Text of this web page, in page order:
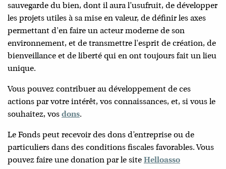
sauvegarde du bien, dont il aura l’usufruit, de développer
les projets utiles à sa mise en valeur, de définir les axes
permettant d'en faire un acteur moderne de son
environnement, et de transmettre l'esprit de création, de
bienveillance et de liberté qui en ont toujours fait un lieu
unique.
Vous pouvez contribuer au développement de ces
actions par votre intérêt, vos connaissances, et, si vous le
souhaitez, vos dons.
Le Fonds peut recevoir des dons d’entreprise ou de
particuliers dans des conditions fiscales favorables. Vous
pouvez faire une donation par le site Helloasso